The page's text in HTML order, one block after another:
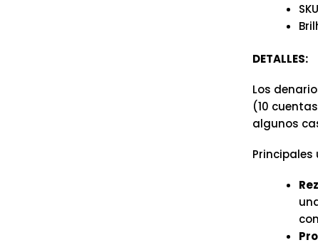
DETALLES:
Los
(10
algunos